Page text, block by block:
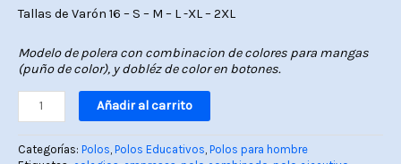
Tallas de Varón 16 – S – M – L -XL – 2XL
Modelo de polera con combinacion de colores para mangas
(puño de color), y dobléz de color en botones.
Añadir al carrito
Categorías: Polos Polos Educativos Polos para hombre